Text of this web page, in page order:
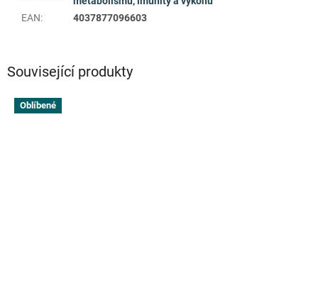
Související produkty
Oblíbené
EAN: 4037877096603